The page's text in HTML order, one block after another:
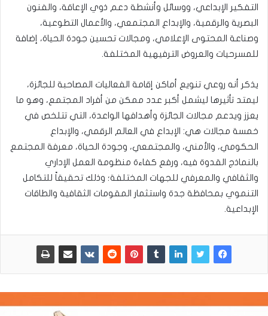
التفكير الإبداعي، ووسائل وأنشطة دعم ذوي الإعاقة، والفنون
البصرية والرقمية، والإبداع المجتمعي، والأعمال التطوعية،
وصناعة المحتوى الإعلامي، ومجالات تحسين جودة الحياة، إضافة
للمسرحيات والعروض الترفيهية المختلفة.
يذكر أنه روعي تنويع أماكن إقامة الفعاليات المصاحبة للجائزة،
ليمتد تأثيرها ليشمل أكبر عدد ممكن من أفراد المجتمع، وهو ما
يعزز ويدعم مجالات الجائزة وأهدافها الواعدة، التي تتلخص في
خمسة مجالات هي: الإبداع في العالم الرقمي، والإبداع
الحكومي، والأمني، والمجتمعي، وجودة الحياة، معرفة المجتمع
بالنماذج القدوة فيه، ورفع كفاءة منظومة العمل الإداري
والثقافي والمعرفي للجهات المختلفة؛ وذلك تحقيقاً للتكامل
التنموي بمحافظة جدة‬ واستثمار المقومات الثقافية والطاقات
الإبداعية.